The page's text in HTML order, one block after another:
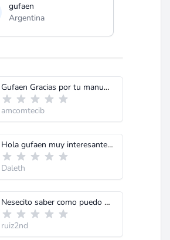
gufaen
Argentina
Gufaen Gracias por tu manual. Me parece muy bien intensionado, solo agregaria un ultimo paso (5) que seria revizar el zero nuevamente y la calibracion, y repetir los pasos anteriores asta que el ajuste sea el correcto; pues ajustando el potenciometro con la pesa, el del zero tiende a salirce ligeramente de su sitio. Gracias
amcomtecib
Hola gufaen muy interesante tu artículo, podrias enviar otros datos sobre balanzas sartorius, mettler u ohaus y algunos códigos de error
Daleth
Nesecito saber como puedo sacar una senal de una balansa para un input Agradecere la ayuda que me puedan brindar.Para motivo de automat.
ruiz2nd